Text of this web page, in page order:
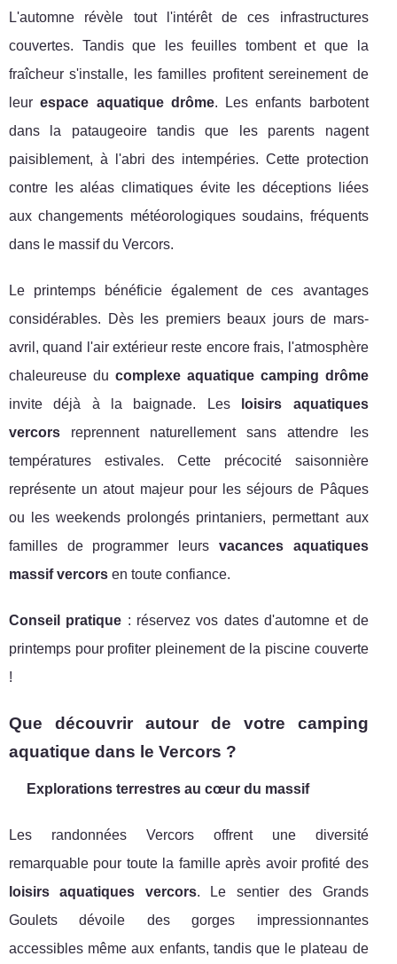
L'automne révèle tout l'intérêt de ces infrastructures
couvertes. Tandis que les feuilles tombent et que la
fraîcheur s'installe, les familles profitent sereinement de
leurespace aquatique drôme. Les enfants barbotent
dans la pataugeoire tandis que les parents nagent
paisiblement, à l'abri des intempéries. Cette protection
contre les aléas climatiques évite les déceptions liées
aux changements météorologiques soudains, fréquents
dans le massif du Vercors.
Le printemps bénéficie également de ces avantages
considérables. Dès les premiers beaux jours de mars-
avril, quand l'air extérieur reste encore frais, l'atmosphère
chaleureuse du complexe aquatique camping drôme
invite déjà à la baignade. Les
loisirs aquatiques
vercors reprennent naturellement sans attendre les
températures estivales. Cette précocité saisonnière
représente un atout majeur pour les séjours de Pâques
ou les weekends prolongés printaniers, permettant aux
familles de programmer leurs vacances aquatiques
massif vercors en toute confiance.
Conseil pratique : réservez vos dates d'automne et de
printemps pour profiter pleinement de la piscine couverte
!
Que découvrir autour de votre camping
aquatique dans le Vercors ?
Explorations terrestres au cœur du massif
Les randonnées Vercors offrent une diversité
remarquable pour toute la famille après avoir profité des
loisirs aquatiques vercors. Le sentier des Grands
Goulets dévoile des gorges impressionnantes
accessibles même aux enfants, tandis que le plateau de